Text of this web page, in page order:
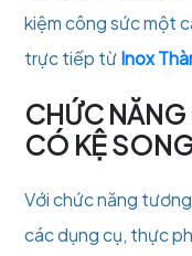
kiệm công sức một
trực tiếp từInox
CHỨC NĂNG
CÓ KỆ
Với chức năng
các dụng cụ, thực